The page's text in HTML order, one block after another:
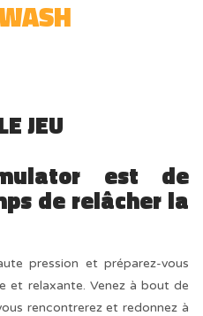
JEU
est de
de relâcher la
pression et préparez-vous
et relaxante. Venez à bout de
rencontrerez et redonnez à